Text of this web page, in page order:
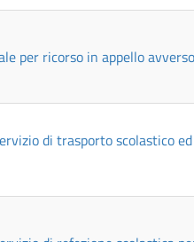
per ricorso in appello
di trasporto scolastico